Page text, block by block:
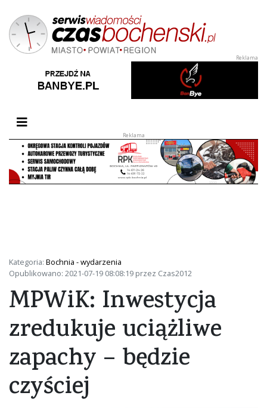
Przełącz nawigację
Kategoria: Bochnia - wydarzenia
Opublikowano: 2021-07-19 08:08:19 przez Czas2012
MPWiK: Inwestycja
zredukuje uciążliwe
zapachy – będzie
czyściej